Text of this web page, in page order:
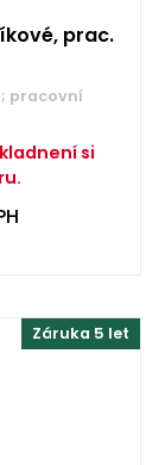
prac.
pracovní
si
Záruka 5 let